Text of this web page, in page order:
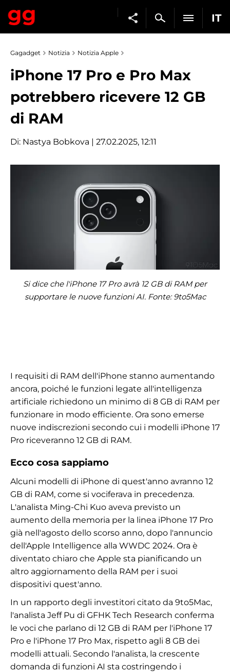
IT
Gagadget Notizia Notizia Apple
iPhone 17 Pro e Pro Max
potrebbero ricevere 12 GB
di RAM
Di: Nastya Bobkova | 27.02.2025, 12:11
Si dice che l'iPhone 17 Pro avrà 12 GB di RAM per
supportare le nuove funzioni AI. Fonte: 9to5Mac
I requisiti di RAM dell'iPhone stanno aumentando
ancora, poiché le funzioni legate all'intelligenza
artificiale richiedono un minimo di 8 GB di RAM per
funzionare in modo efficiente. Ora sono emerse
nuove indiscrezioni secondo cui i modelli iPhone 17
Pro riceveranno 12 GB di RAM.
Ecco cosa sappiamo
Alcuni modelli di iPhone di quest'anno avranno 12
GB di RAM, come si vociferava in precedenza.
L'analista Ming-Chi Kuo aveva previsto un
aumento della memoria per la linea iPhone 17 Pro
già nell'agosto dello scorso anno, dopo l'annuncio
dell'Apple Intelligence alla WWDC 2024. Ora è
diventato chiaro che Apple sta pianificando un
altro aggiornamento della RAM per i suoi
dispositivi quest'anno.
In un rapporto degli investitori citato da 9to5Mac,
l'analista Jeff Pu di GFHK Tech Research conferma
le voci che parlano di 12 GB di RAM per l'iPhone 17
Pro e l'iPhone 17 Pro Max, rispetto agli 8 GB dei
modelli attuali. Secondo l'analista, la crescente
domanda di funzioni AI sta costringendo i